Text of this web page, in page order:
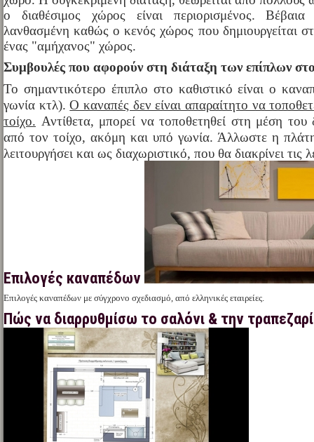
ο διαθέσιμος χώρος είναι περιορισμένος.
λανθασμένη καθώς ο κενός χώρος που δημιουργείται
ένας "αμήχανος" χώρος.
Συμβουλές που αφορούν στη διάταξη των επίπλων
Το σημαντικότερο έπιπλο στο καθιστικό είναι ο
γωνία κτλ).Ο καναπές δεν είναι απαραίτητο να
τοίχο. Αντίθετα, μπορεί να τοποθετηθεί στη μέση
από τον τοίχο, ακόμη και υπό γωνία. Άλλωστε η
λειτουργήσει και ως διαχωριστικό, που θα διακρίνει τις
Επιλογές καναπέδων
Επιλογές καναπέδων με σύγχρονο σχεδιασμό, από ελληνικές εταιρείες.
Πώς να διαρρυθμίσω το σαλόνι & την